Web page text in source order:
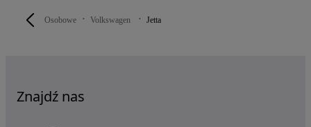
Osobowe Volkswagen Jetta
Znajdź nas